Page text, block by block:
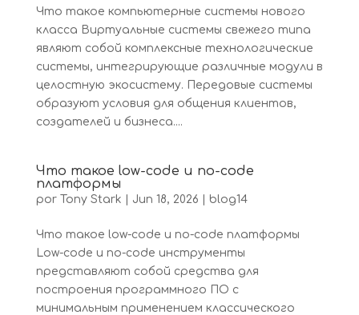
Что такое компьютерные системы нового
класса Виртуальные системы свежего типа
являют собой комплексные технологические
системы, интегрирующие различные модули в
целостную экосистему. Передовые системы
образуют условия для общения клиентов,
создателей и бизнеса....
Что такое low-code и no-code
платформы
por Tony Stark Jun 18, 2026 blog14
Что такое low-code и no-code платформы
Low-code и no-code инструменты
представляют собой средства для
построения программного ПО с
минимальным применением классического